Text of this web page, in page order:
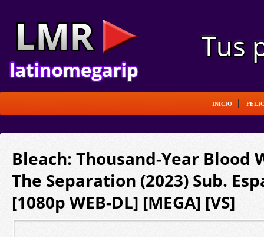
INICIO
Bleach: Thousand-Year Blood
The Separation (2023) Sub.
[1080p WEB-DL] [MEGA] [VS]